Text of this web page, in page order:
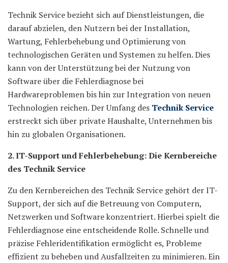
Technik Service bezieht sich auf Dienstleistungen, die
darauf abzielen, den Nutzern bei der Installation,
Wartung, Fehlerbehebung und Optimierung von
technologischen Geräten und Systemen zu helfen. Dies
kann von der Unterstützung bei der Nutzung von
Software über die Fehlerdiagnose bei
Hardwareproblemen bis hin zur Integration von neuen
Technologien reichen. Der Umfang des Technik Service
erstreckt sich über private Haushalte, Unternehmen bis
hin zu globalen Organisationen.
2. IT-Support und Fehlerbehebung: Die Kernbereiche
des Technik Service
Zu den Kernbereichen des Technik Service gehört der IT-
Support, der sich auf die Betreuung von Computern,
Netzwerken und Software konzentriert. Hierbei spielt die
Fehlerdiagnose eine entscheidende Rolle. Schnelle und
präzise Fehleridentifikation ermöglicht es, Probleme
effizient zu beheben und Ausfallzeiten zu minimieren. Ein